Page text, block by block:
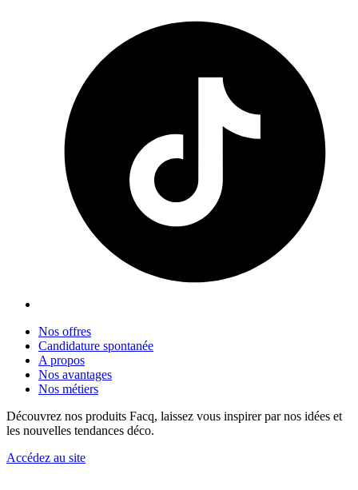
Nos offres
Candidature spontanée
A propos
Nos avantages
Nos métiers
Découvrez nos produits Facq, laissez vous inspirer par nos idées et
les nouvelles tendances déco.
Accédez au site